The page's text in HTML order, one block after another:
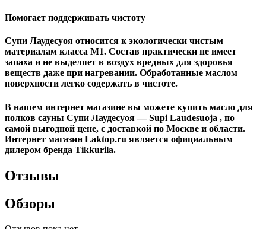
Помогает поддерживать чистоту
Супи Лаудесуоя относится к экологически чистым
материалам класса М1. Состав практически не имеет
запаха и не выделяет в воздух вредных для здоровья
веществ даже при нагревании. Обработанные маслом
поверхности легко содержать в чистоте.
В нашем интернет магазине вы можете купить масло для
полков сауны Супи Лаудесуоя — Supi Laudesuoja , по
самой выгодной цене, с доставкой по Москве и области.
Интернет магазин Laktop.ru является официальным
дилером бренда Tikkurila.
Отзывы
Обзоры